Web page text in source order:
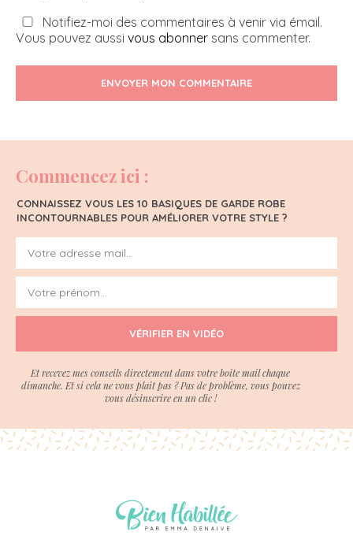
Notifiez-moi des commentaires à venir via émail.
Vous pouvez aussi vous abonner sans commenter.
ENVOYER MON COMMENTAIRE
Commencez ici :
CONNAISSEZ VOUS LES 10 BASIQUES DE GARDE ROBE
INCONTOURNABLES POUR AMÉLIORER VOTRE STYLE ?
VÉRIFIER EN VIDÉO
Et recevez mes conseils directement dans votre boite mail chaque
dimanche. Et si cela ne vous plait pas ? Pas de problème, vous pouvez
vous désinscrire en un clic !